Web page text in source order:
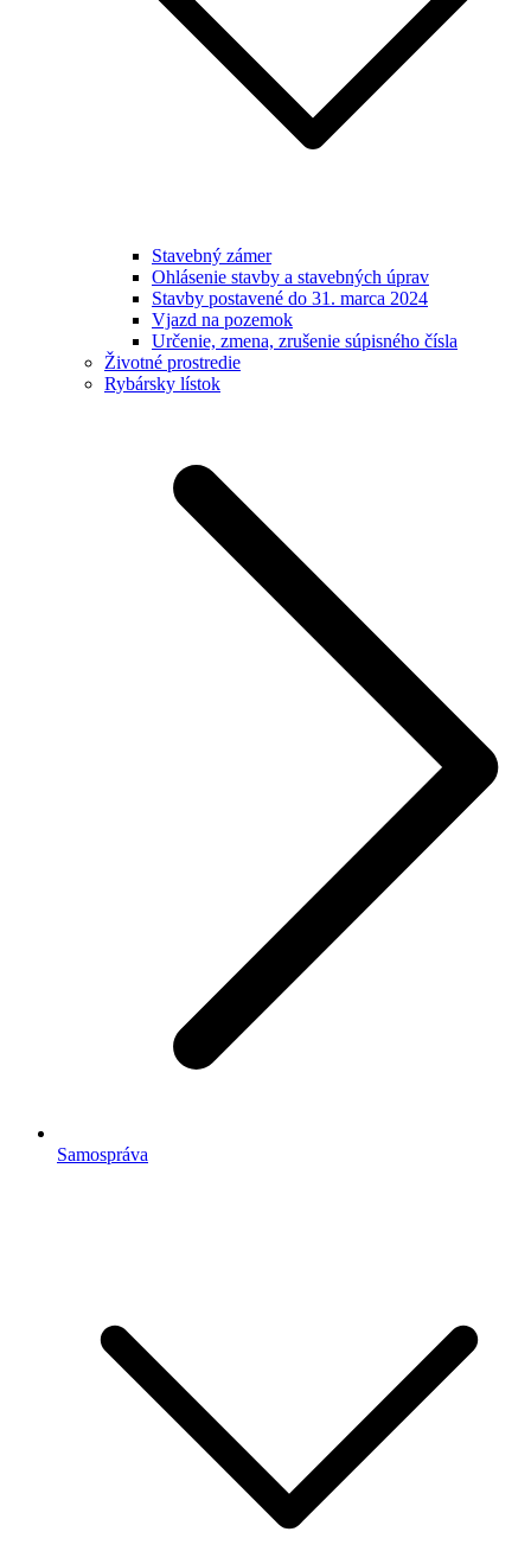
Stavebný zámer
Ohlásenie stavby a stavebných úprav
Stavby postavené do 31. marca 2024
Vjazd na pozemok
Určenie, zmena, zrušenie súpisného čísla
Životné prostredie
Rybársky lístok
Samospráva